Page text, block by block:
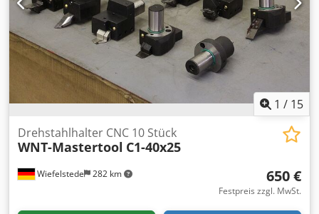
1 / 15
Wiefelstede 282 km
Drehstahlhalter CNC 10 Stück
WNT-Mastertool C1-40x25
650 €
Festpreis zzgl. MwSt.